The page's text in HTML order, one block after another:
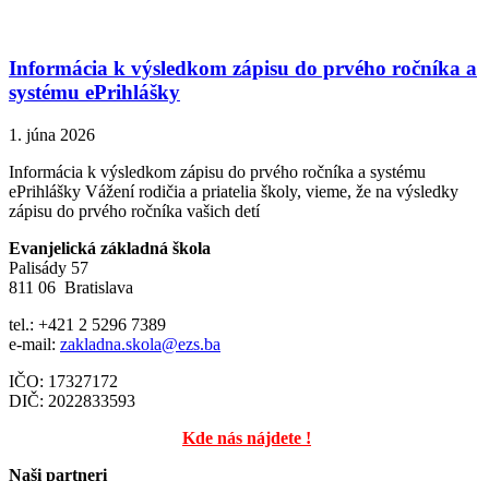
Informácia k výsledkom zápisu do prvého ročníka a
systému ePrihlášky
1. júna 2026
Informácia k výsledkom zápisu do prvého ročníka a systému
ePrihlášky Vážení rodičia a priatelia školy, vieme, že na výsledky
zápisu do prvého ročníka vašich detí
Evanjelická základná škola
Palisády 57
811 06 Bratislava
tel.: +421 2 5296 7389
e-mail: zakladna.skola@ezs.ba
IČO: 17327172
DIČ: 2022833593
Kde nás nájdete !
Naši partneri